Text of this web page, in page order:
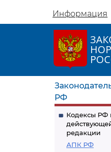
Информация
РФ
Кодексы РФ
редакции
АПК РФ